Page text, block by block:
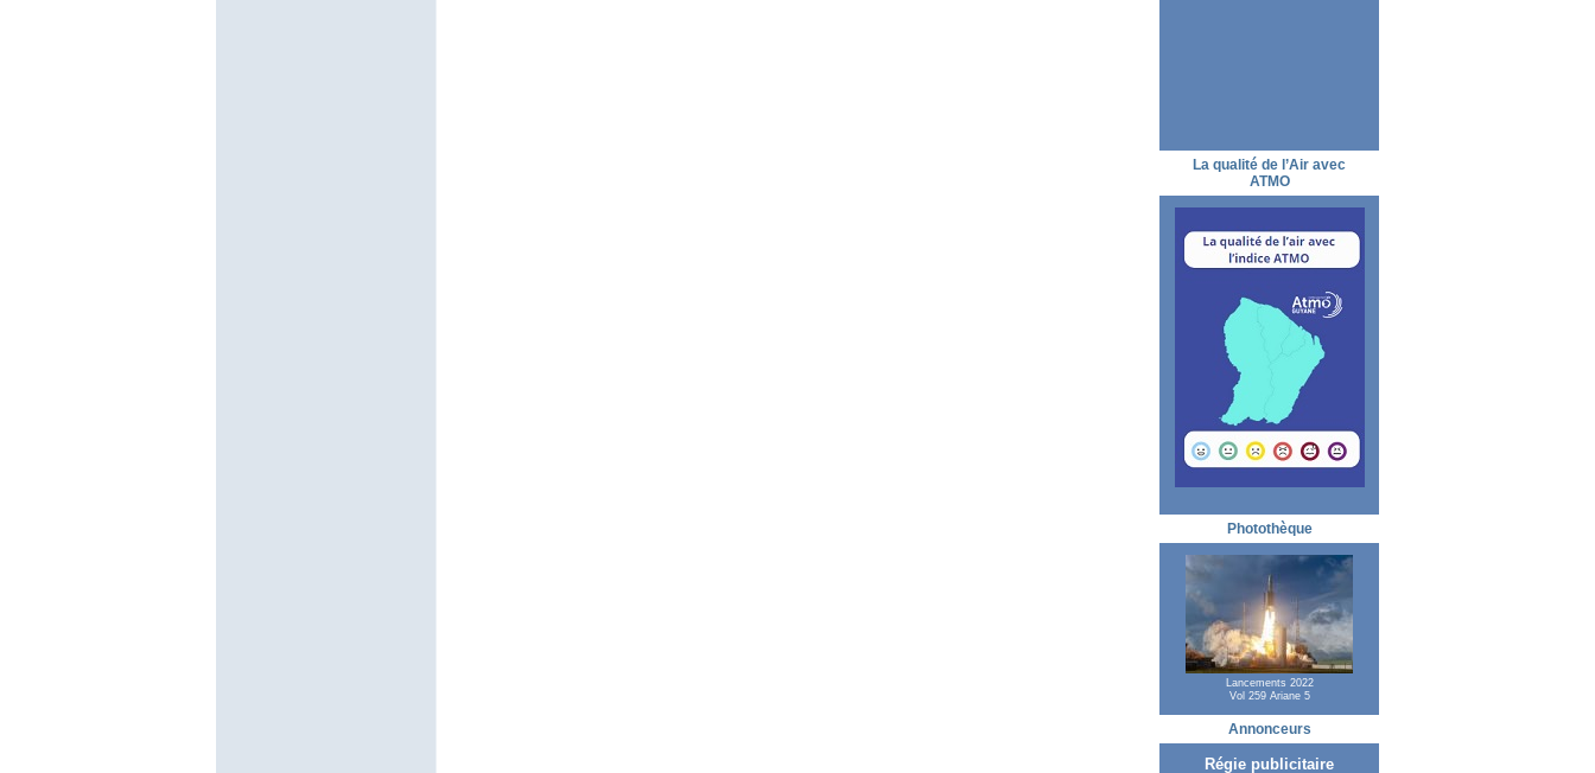
La qualité de l’Air avec
ATMO
Photothèque
Lancements 2022
Vol 259 Ariane 5
Annonceurs
Régie publicitaire